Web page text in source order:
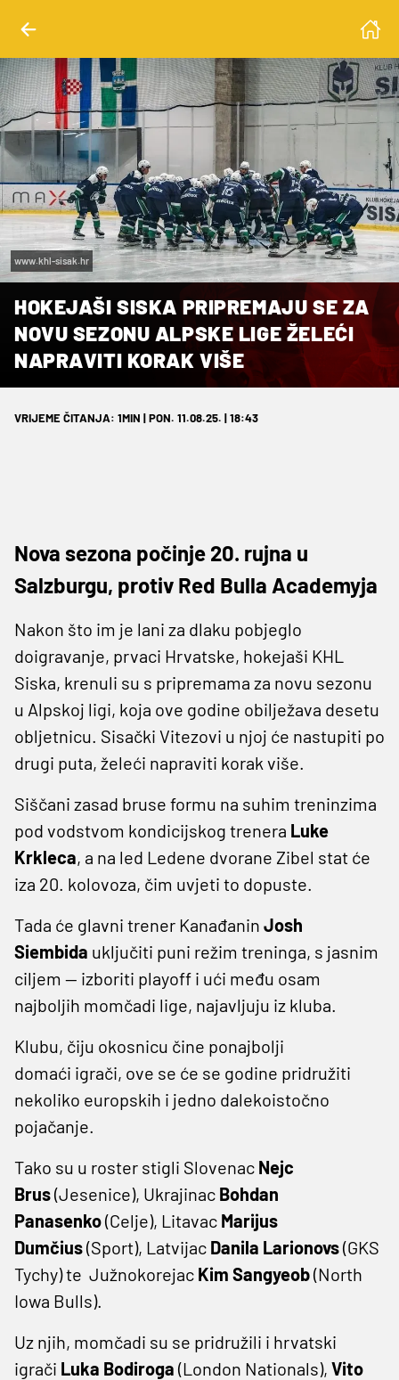
www.khl-sisak.hr
HOKEJAŠI SISKA PRIPREMAJU SE ZA
NOVU SEZONU ALPSKE LIGE ŽELEĆI
NAPRAVITI KORAK VIŠE
VRIJEME ČITANJA: 1MIN | PON. 11.08.25. | 18:43
Nova sezona počinje 20. rujna u
Salzburgu, protiv Red Bulla Academyja
Nakon što im je lani za dlaku pobjeglo
doigravanje, prvaci Hrvatske, hokejaši KHL
Siska, krenuli su s pripremama za novu sezonu
u Alpskoj ligi, koja ove godine obilježava desetu
obljetnicu. Sisački Vitezovi u njoj će nastupiti po
drugi puta, želeći napraviti korak više.
Siščani zasad bruse formu na suhim treninzima
pod vodstvom kondicijskog trenera Luke
Krkleca, a na led Ledene dvorane Zibel stat će
iza 20. kolovoza, čim uvjeti to dopuste.
Tada će glavni trener Kanađanin Josh
Siembida uključiti puni režim treninga, s jasnim
ciljem — izboriti playoff i ući među osam
najboljih momčadi lige, najavljuju iz kluba.
Klubu, čiju okosnicu čine ponajbolji
domaći igrači, ove se će se godine pridružiti
nekoliko europskih i jedno dalekoistočno
pojačanje.
Tako su u roster stigli Slovenac Nejc
Brus(Jesenice), Ukrajinac Bohdan
Panasenko(Celje), Litavac Marijus
Dumčius(Sport), Latvijac Danila Larionovs(GKS
Tychy) te Južnokorejac Kim Sangyeob(North
Iowa Bulls).
Uz njih, momčadi su se pridružili i hrvatski
igrači Luka Bodiroga (London Nationals), Vito